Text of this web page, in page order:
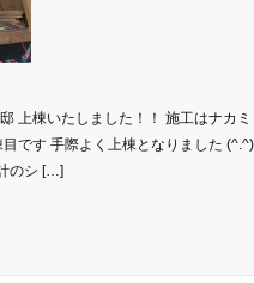
上棟いたしました！！ 施工はナカミ
です 手際よく上棟となりました (^.^)
のシ […]